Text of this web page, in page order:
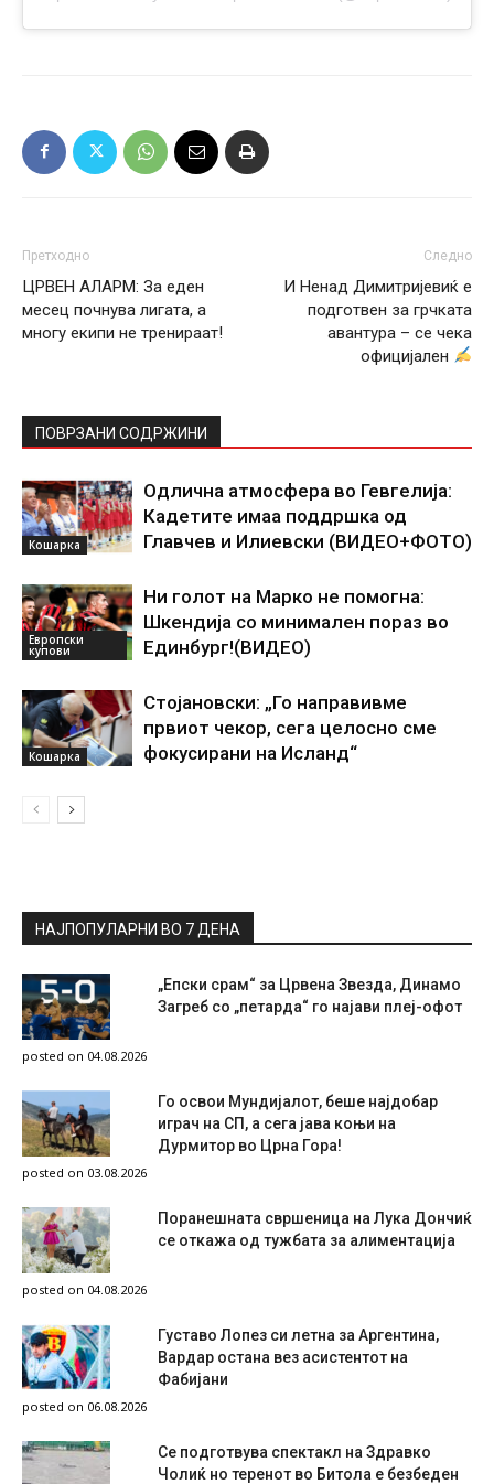
Претходно
ЦРВЕН АЛАРМ: За еден
месец почнува лигата, а
многу екипи не тренираат!
Следно
И Ненад Димитријевиќ е
подготвен за грчката
авантура – се чека
официјален
ПОВРЗАНИ СОДРЖИНИ
Кошарка
Одлична атмосфера во Гевгелија:
Кадетите имаа поддршка од
Главчев и Илиевски (ВИДЕО+ФОТО)
Европски
купови
Ни голот на Марко не помогна:
Шкендија со минимален пораз во
Единбург!(ВИДЕО)
Кошарка
Стојановски: „Го направивме
првиот чекор, сега целосно сме
фокусирани на Исланд“
НАЈПОПУЛАРНИ ВО 7 ДЕНА
„Епски срам“ за Црвена Звезда, Динамо
Загреб со „петарда“ го најави плеј-офот
posted on 04.08.2026
Го освои Мундијалот, беше најдобар
играч на СП, а сега јава коњи на
Дурмитор во Црна Гора!
posted on 03.08.2026
Поранешната свршеница на Лука Дончиќ
се откажа од тужбата за алиментација
posted on 04.08.2026
Густаво Лопез си летна за Аргентина,
Вардар остана вез асистентот на
Фабијани
posted on 06.08.2026
Се подготвува спектакл на Здравко
Чолиќ но теренот во Битола е безбеден